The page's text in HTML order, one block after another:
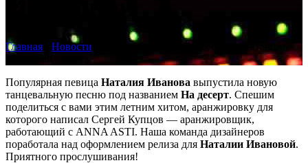
Главная Новости
Премьера песни На десерт от Наталии
Популярная певица Наталия Иванова выпустила новую
танцевальную песню под названием На десерт. Спешим
поделиться с вами этим летним хитом, аранжировку для
которого написал Сергей Купцов — аранжировщик,
работающий с ANNA ASTI. Наша команда дизайнеров
поработала над оформлением релиза для Наталии Ивановой.
Приятного прослушивания!